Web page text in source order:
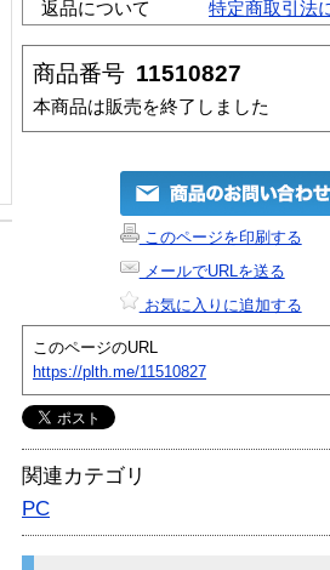
返品について
特定商取引法
商品番号 11510827
本商品は販売を終了しました
このページを印刷する
メールでURLを送る
お気に入りに追加する
このページのURL
https://plth.me/11510827
関連カテゴリ
PC